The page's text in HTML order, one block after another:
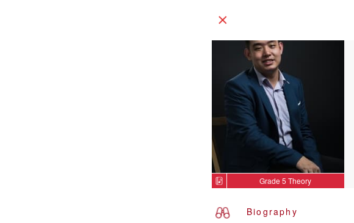
Grade 5 Theory
Biography